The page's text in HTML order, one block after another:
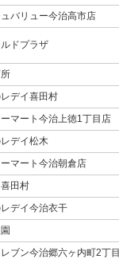
バリュー今治高市店
ドプラザ
デイ喜田村
マート今治上徳1丁目店
デイ松木
マート今治朝倉店
田村
デイ今治衣干
ブン今治郷六ヶ内町2丁目